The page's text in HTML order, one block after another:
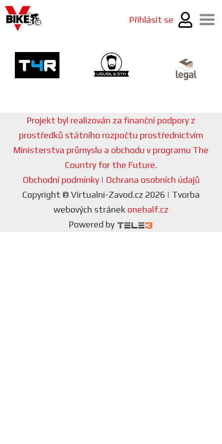
Přihlásit se
Projekt byl realizován za finanční podpory z
prostředků státního rozpočtu prostřednictvím
Ministerstva průmyslu a obchodu v programu The
Country for the Future.
Obchodní podmínky| Ochrana osobních údajů
Copyright © Virtualni-Zavod.cz 2026 | Tvorba
webových stránek onehalf.cz
Powered by